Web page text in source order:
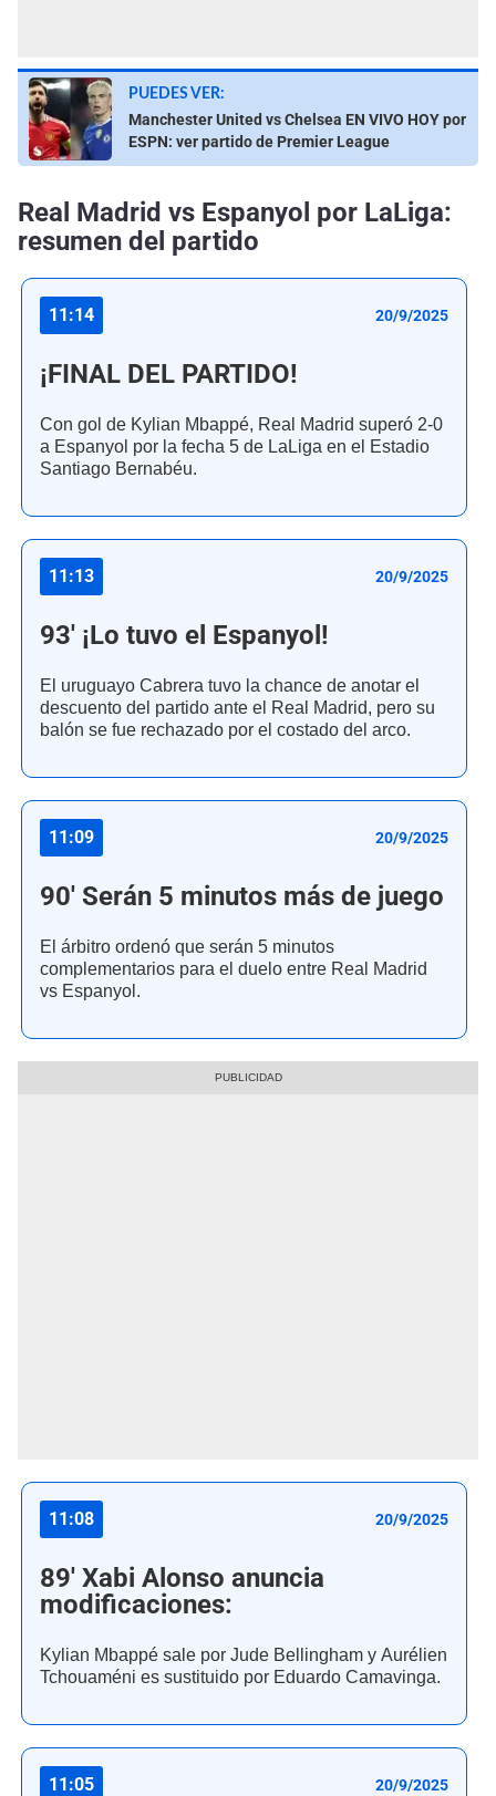
PUEDES VER:
Manchester United vs Chelsea EN VIVO HOY por
ESPN: ver partido de Premier League
Real Madrid vs Espanyol por LaLiga:
resumen del partido
11:14 20/9/2025
¡FINAL DEL PARTIDO!
Con gol de Kylian Mbappé, Real Madrid superó 2-0
a Espanyol por la fecha 5 de LaLiga en el Estadio
Santiago Bernabéu.
11:13 20/9/2025
93' ¡Lo tuvo el Espanyol!
El uruguayo Cabrera tuvo la chance de anotar el
descuento del partido ante el Real Madrid, pero su
balón se fue rechazado por el costado del arco.
11:09 20/9/2025
90' Serán 5 minutos más de juego
El árbitro ordenó que serán 5 minutos
complementarios para el duelo entre Real Madrid
vs Espanyol.
11:08 20/9/2025
89' Xabi Alonso anuncia
modificaciones:
Kylian Mbappé sale por Jude Bellingham y Aurélien
Tchouaméni es sustituido por Eduardo Camavinga.
11:05 20/9/2025